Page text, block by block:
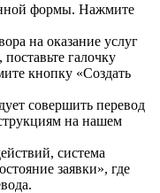
формы. Нажмите
на оказание услуг
галочку
кнопку «Создать
совершить перевод
на нашем
система
заявки», где